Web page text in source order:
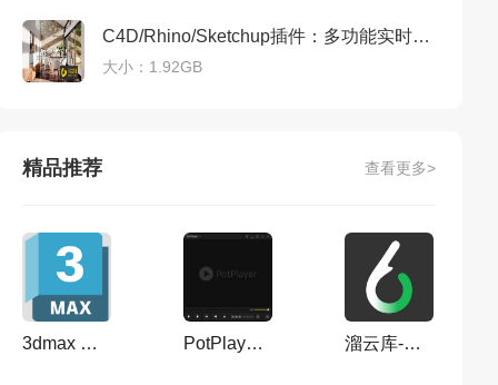
C4D/Rhino/Sketchup插件：多功能实时GPU物理渲染器Thea Render v2.2免费下载
大小：1.92GB
精品推荐 查看更多>
3dmax 建筑贴图素材库 PotPlayer1.7.21059播放器【PotPlayer1.7.21059破解版】绿色中文版 溜云库-免费3DMAX模型素材库客户端